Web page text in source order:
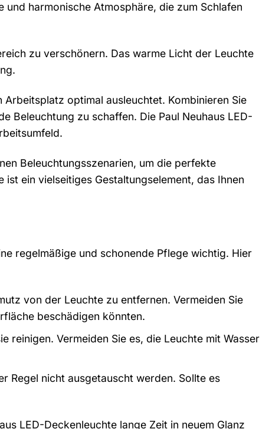
harmonische Atmosphäre, die zum Schlafen
zu verschönern. Das warme Licht der Leuchte
optimal ausleuchtet. Kombinieren Sie
Beleuchtung zu schaffen. Die Paul Neuhaus LED-
Beleuchtungsszenarien, um die perfekte
ein vielseitiges Gestaltungselement, das Ihnen
regelmäßige und schonende Pflege wichtig. Hier
von der Leuchte zu entfernen. Vermeiden Sie
beschädigen könnten.
reinigen. Vermeiden Sie es, die Leuchte mit Wasser
Regel nicht ausgetauscht werden. Sollte es
LED-Deckenleuchte lange Zeit in neuem Glanz